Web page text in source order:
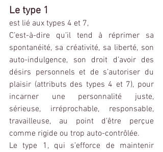
Le type 1
est lié aux types 4 et 7,
C’est-à-dire qu’il tend à réprimer sa
spontanéité, sa créativité, sa liberté, son
auto-indulgence, son droit d’avoir des
désirs personnels et de s’autoriser du
plaisir (attributs des types 4 et 7), pour
incarner une personnalité juste,
sérieuse, irréprochable, responsable,
travailleuse, au point d’être perçue
comme rigide ou trop auto-contrôlée.
Le type 1, qui s’efforce de maintenir